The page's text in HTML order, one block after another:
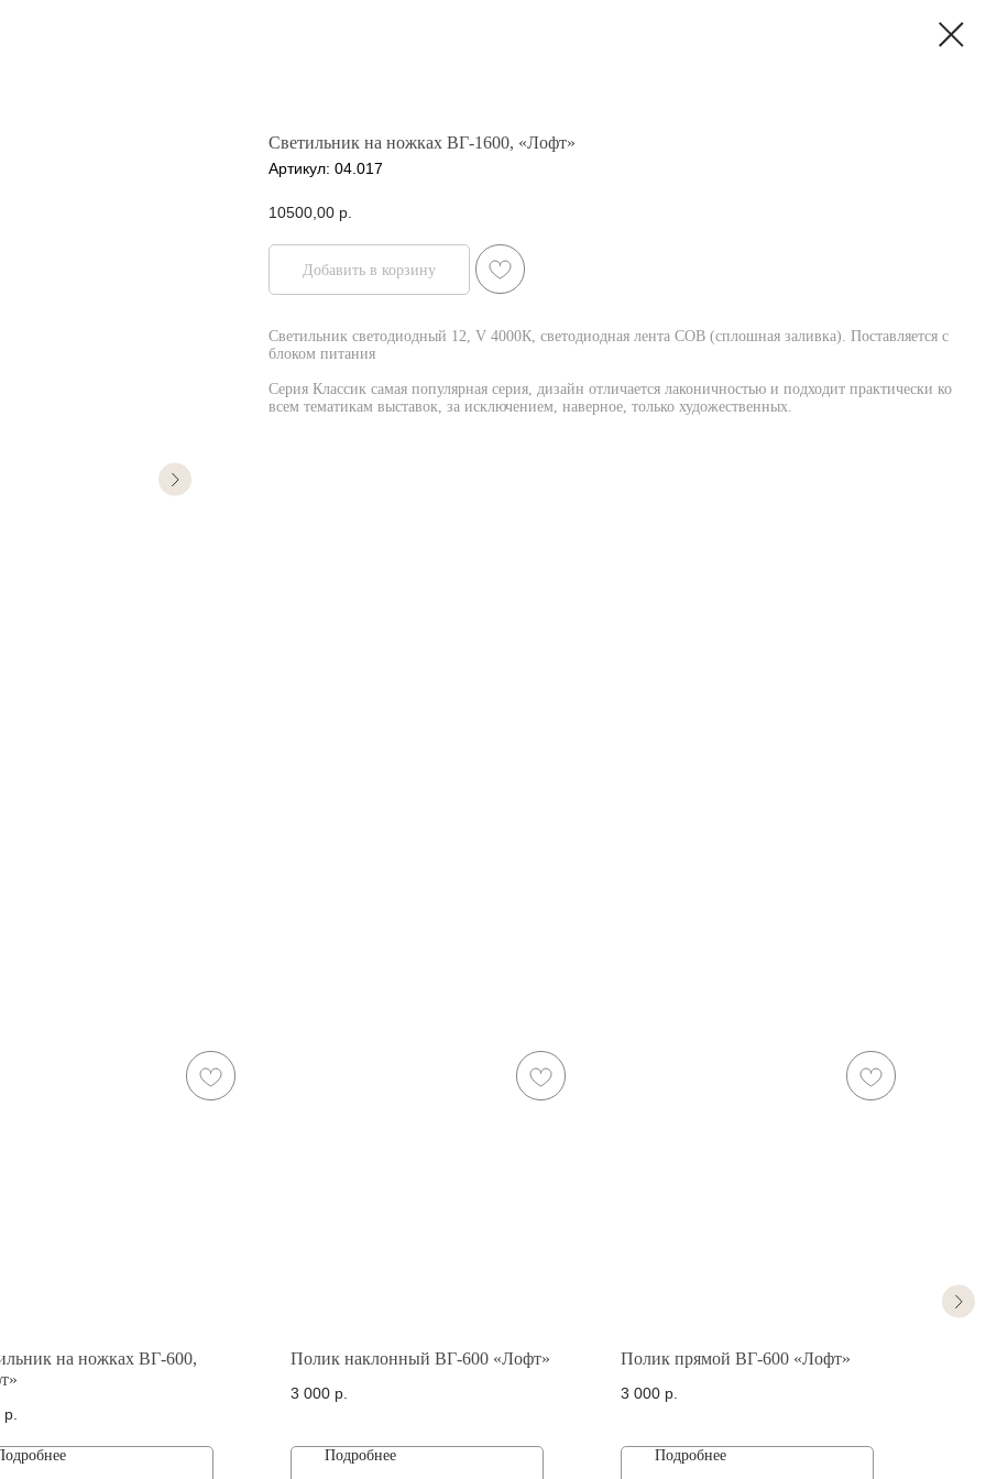
Светильник на ножках ВГ-1600, «Лофт»
Артикул: 04.017
10500,00 р.
Добавить в корзину
Светильник светодиодный 12, V 4000К, светодиодная лента COB (cплошная заливка). Поставляется с
блоком питания
Серия Классик самая популярная серия, дизайн отличается лаконичностью и подходит практически ко
всем тематикам выставок, за исключением, наверное, только художественных.
на ножках ВГ-600,
р.
Полик наклонный ВГ-600 «Лофт»
3 000 р.
Подробнее
Полик прямой ВГ-600 «Лофт»
3 000 р.
Подробнее